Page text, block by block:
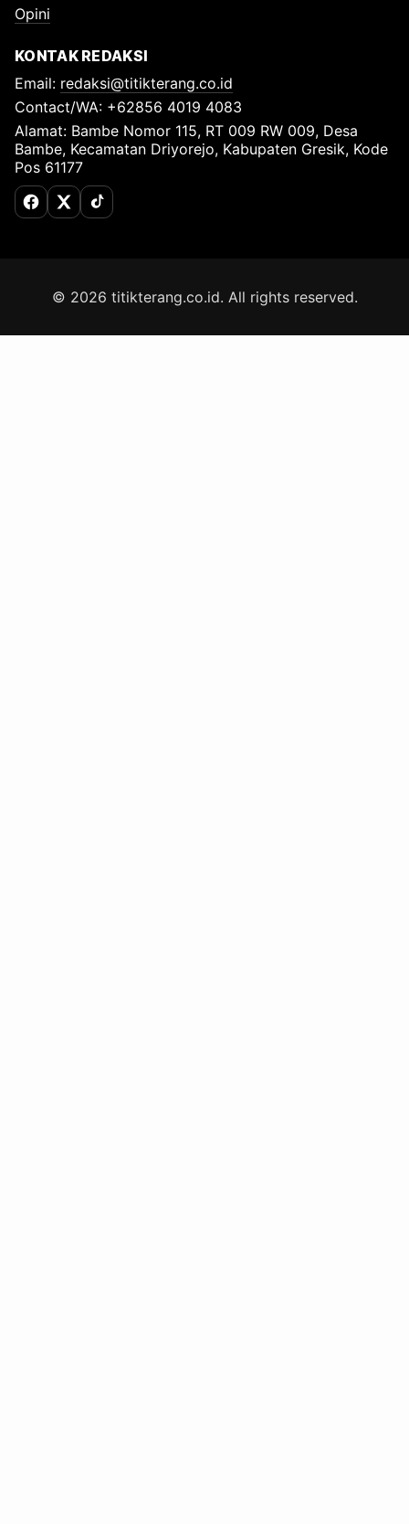
Opini
KONTAK REDAKSI
Email: redaksi@titikterang.co.id
Contact/WA: +62856 4019 4083
Alamat: Bambe Nomor 115, RT 009 RW 009, Desa
Bambe, Kecamatan Driyorejo, Kabupaten Gresik, Kode
Pos 61177
Facebook
X (Twitter)
TikTok
© 2026 titikterang.co.id. All rights reserved.